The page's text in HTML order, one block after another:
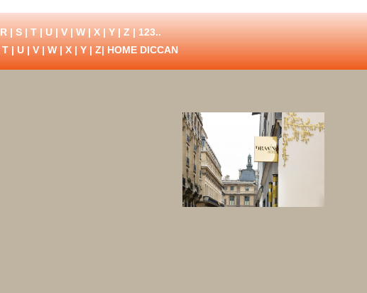
R|S|T|U|V|W|X|Y|Z|123..
T | U | V| W| X | Y | Z| HOME DICCAN